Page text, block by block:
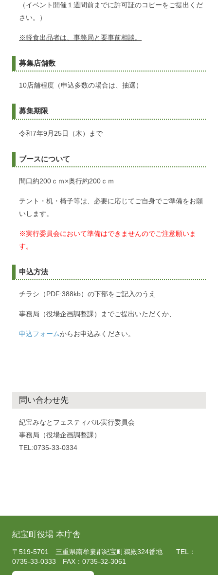
（イベント開催１週間前までに許可証のコピーをご提出くだ
さい。）
※軽食出品者は、事務局と要事前相談。
募集店舗数
10店舗程度（申込多数の場合は、抽選）
募集期限
令和7年9月25日（木）まで
ブースについて
間口約200ｃｍ×奥行約200ｃｍ
テント・机・椅子等は、必要に応じてご自身でご準備をお願
いします。
※実行委員会において準備はできませんのでご注意願いま
す。
申込方法
チラシ（PDF:388kb）の下部をご記入のうえ
事務局（役場企画調整課）までご提出いただくか、
申込フォームからお申込みください。
問い合わせ先
紀宝みなとフェスティバル実行委員会
事務局（役場企画調整課）
TEL:0735-33-0334
紀宝町役場 本庁舎
〒519-5701 三重県南牟婁郡紀宝町鵜殿324番地 TEL：
0735-33-0333 FAX：0735-32-3061